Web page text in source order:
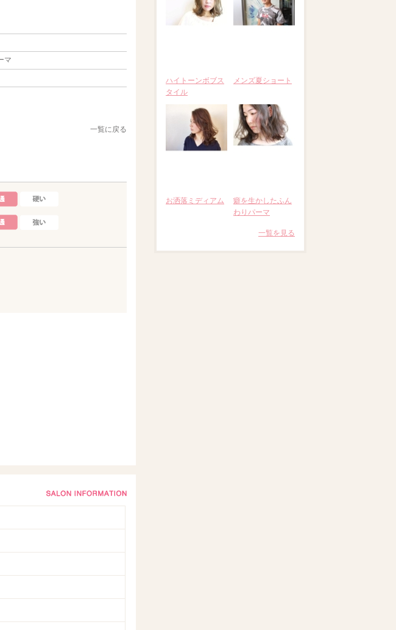
マ
一覧に戻る
ハイトーンボブス
タイル
メンズ夏ショート
お洒落ミディアム
癖を生かしたふん
わりパーマ
一覧を見る